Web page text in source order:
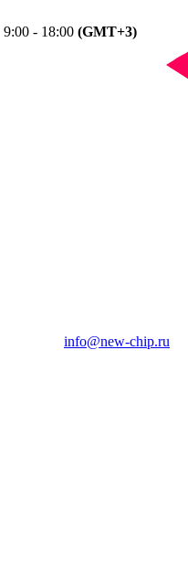
9:00 - 18:00 (GMT+3)
info@new-chip.ru